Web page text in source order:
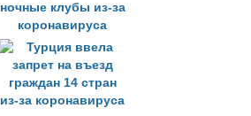
ночные клубы из-за
коронавируса